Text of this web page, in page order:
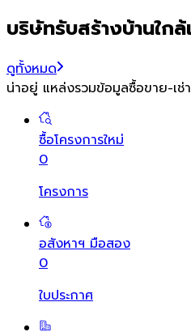
บริษัทรับสร้างบ้านใก
ดูทั้งหมด
น่าอยู่ แหล่งรวมข้อมูลซื้อขาย-เช่
ซื้อโครงการใหม่
0
โครงการ
อสังหาฯ มือสอง
0
ใบประกาศ